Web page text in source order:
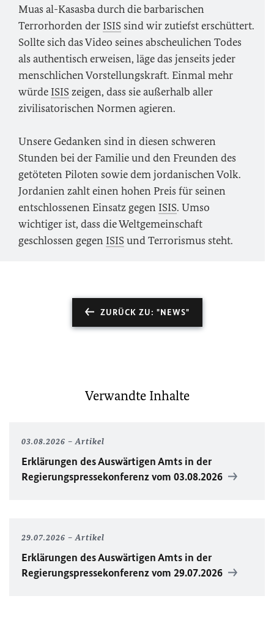
Muas al-Kasasba durch die barbarischen
Terrorhorden der ISISsind wir zutiefst erschüttert.
Sollte sich das Video seines abscheulichen Todes
als authentisch erweisen, läge das jenseits jeder
menschlichen Vorstellungskraft. Einmal mehr
würde ISISzeigen, dass sie außerhalb aller
zivilisatorischen Normen agieren.
Unsere Gedanken sind in diesen schweren
Stunden bei der Familie und den Freunden des
getöteten Piloten sowie dem jordanischen Volk.
Jordanien zahlt einen hohen Preis für seinen
entschlossenen Einsatz gegen ISIS. Umso
wichtiger ist, dass die Weltgemeinschaft
geschlossen gegen ISISund Terrorismus steht.
ZURÜCK ZU: "NEWS"
Verwandte Inhalte
03.08.2026 Artikel
Erklärungen des Auswärtigen Amts in der
Regierungspressekonferenz vom 03.08.2026
29.07.2026 Artikel
Erklärungen des Auswärtigen Amts in der
Regierungspressekonferenz vom 29.07.2026